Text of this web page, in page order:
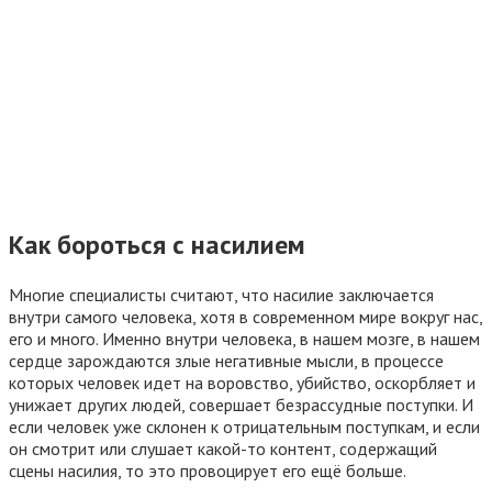
Как бороться с насилием
Многие специалисты считают, что насилие заключается
внутри самого человека, хотя в современном мире вокруг нас,
его и много. Именно внутри человека, в нашем мозге, в нашем
сердце зарождаются злые негативные мысли, в процессе
которых человек идет на воровство, убийство, оскорбляет и
унижает других людей, совершает безрассудные поступки. И
если человек уже склонен к отрицательным поступкам, и если
он смотрит или слушает какой-то контент, содержащий
сцены насилия, то это провоцирует его ещё больше.